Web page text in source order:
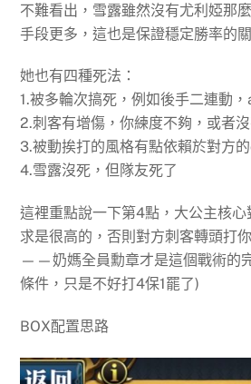
不難看出，雪露雖然沒有尤利婭那
手段更多，這也是保證穩定勝率的
她也有四種死法：
1.被多輪次搞死，例如後手二連動
2.刺客有增傷，你練度不夠，或者
3.被動挨打的風格有點依賴於對方
4.雪露沒死，但隊友死了
這裡重點說一下第4點，大公主核
求是很高的，否則對方刺客轉頭打
——奶媽全員勳章才是這個戰術的
條件，只是不好打4保1罷了)
BOX配置思路